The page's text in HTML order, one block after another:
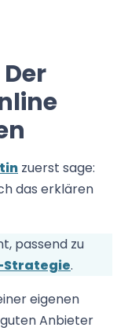
zuerst sage:
das erklären
passend zu
Strategie.
eigenen
Anbieter